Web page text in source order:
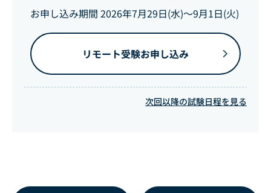
お申し込み期間 2026年7月29日(水)～9月1日(火)
リモート受験お申し込み
次回以降の試験日程を見る